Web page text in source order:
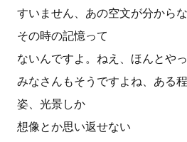
すいません、あの空文が分から
その時の記憶って
ないんですよ。ねえ、ほんとやっ
みなさんもそうですよね、ある
姿、光景しか
想像とか思い返せない